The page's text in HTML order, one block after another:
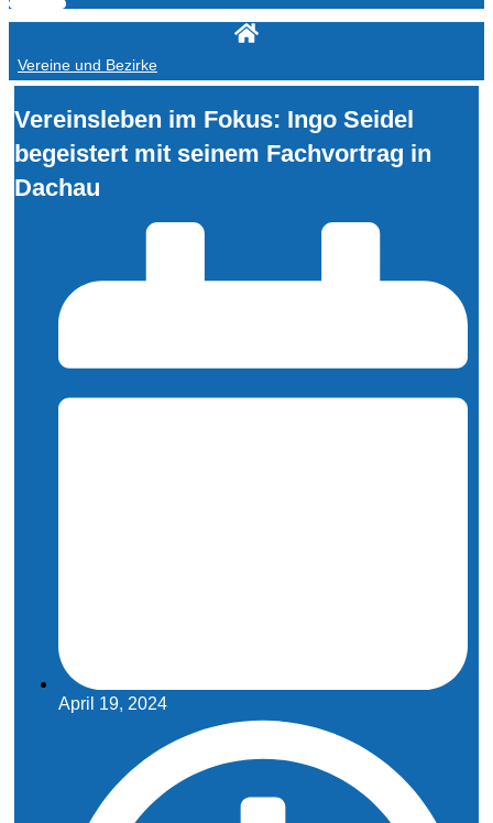
Vereine und Bezirke
Vereinsleben im Fokus: Ingo Seidel
begeistert mit seinem Fachvortrag in
Dachau
April 19, 2024